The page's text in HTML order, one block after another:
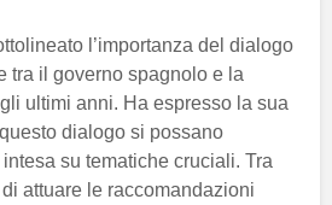
l’importanza del dialogo
tra il governo spagnolo e la
ultimi anni. Ha espresso la sua
dialogo si possano
su tematiche cruciali. Tra
attuare le raccomandazioni